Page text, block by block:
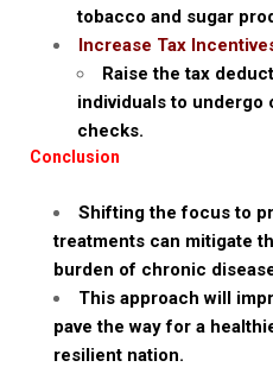
tobacco and sugar
Increase Tax
Raise the tax
individuals to undergo
checks.
Conclusion
Shifting the focus to
treatments can mitigate
burden of chronic
This approach will
pave the way for a
resilient nation.